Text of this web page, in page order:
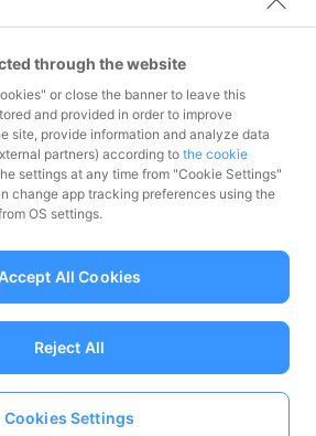
第00068号、前払式支払手段（第三者型）発行
through the website
or close the banner to leave this
and provided in order to improve
site, provide information and analyze data
partners) according to the cookie
settings at any time from "Cookie Settings"
change app tracking preferences using the
OS settings.
Cookies Settings
Reject All
All Cookies